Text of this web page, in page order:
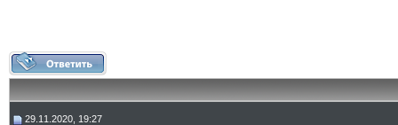
29.11.2020, 19:27